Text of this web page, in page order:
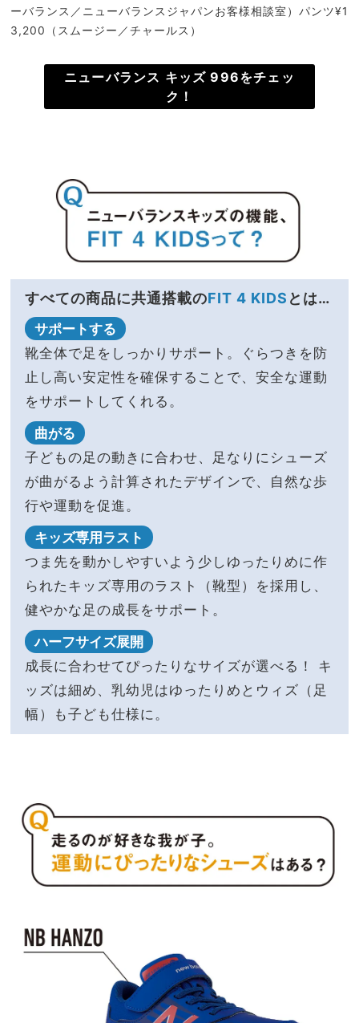
ーバランス／ニューバランスジャパンお客様相談室）パンツ¥1
3,200（スムージー／チャールス）
ニューバランス キッズ 996をチェッ
ク！
すべての商品に共通搭載のFIT 4 KIDS とは…
サポートする
靴全体で足をしっかりサポート。ぐらつきを防
止し高い安定性を確保することで、安全な運動
をサポートしてくれる。
曲がる
子どもの足の動きに合わせ、足なりにシューズ
が曲がるよう計算されたデザインで、自然な歩
行や運動を促進。
キッズ専用ラスト
つま先を動かしやすいよう少しゆったりめに作
られたキッズ専用のラスト（靴型）を採用し、
健やかな足の成長をサポート。
ハーフサイズ展開
成長に合わせてぴったりなサイズが選べる！ キ
ッズは細め、乳幼児はゆったりめとウィズ（足
幅）も子ども仕様に。